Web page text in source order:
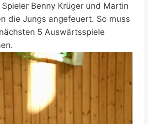
Benny Krüger und Martin
die Jungs angefeuert. So muss
5 Auswärtsspiele